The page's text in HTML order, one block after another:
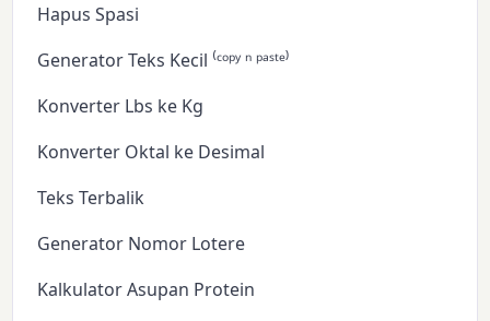
Hapus Spasi
Generator Teks Kecil ⁽ᶜᵒᵖʸ ⁿ ᵖᵃˢᵗᵉ⁾
Konverter Lbs ke Kg
Konverter Oktal ke Desimal
Teks Terbalik
Generator Nomor Lotere
Kalkulator Asupan Protein